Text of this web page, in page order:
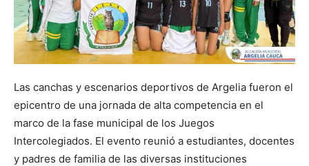
Las canchas y escenarios deportivos de Argelia fueron el
epicentro de una jornada de alta competencia en el
marco de la fase municipal de los Juegos
Intercolegiados. El evento reunió a estudiantes, docentes
y padres de familia de las diversas instituciones